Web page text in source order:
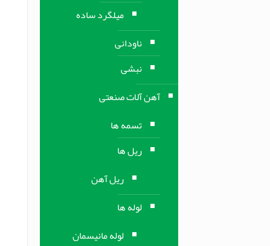
میلگرد ساده
ناودانی
نبشی
آهن آلات صنعتی
تسمه ها
ریل ها
ریل آهن
لوله ها
لوله مانیسمان